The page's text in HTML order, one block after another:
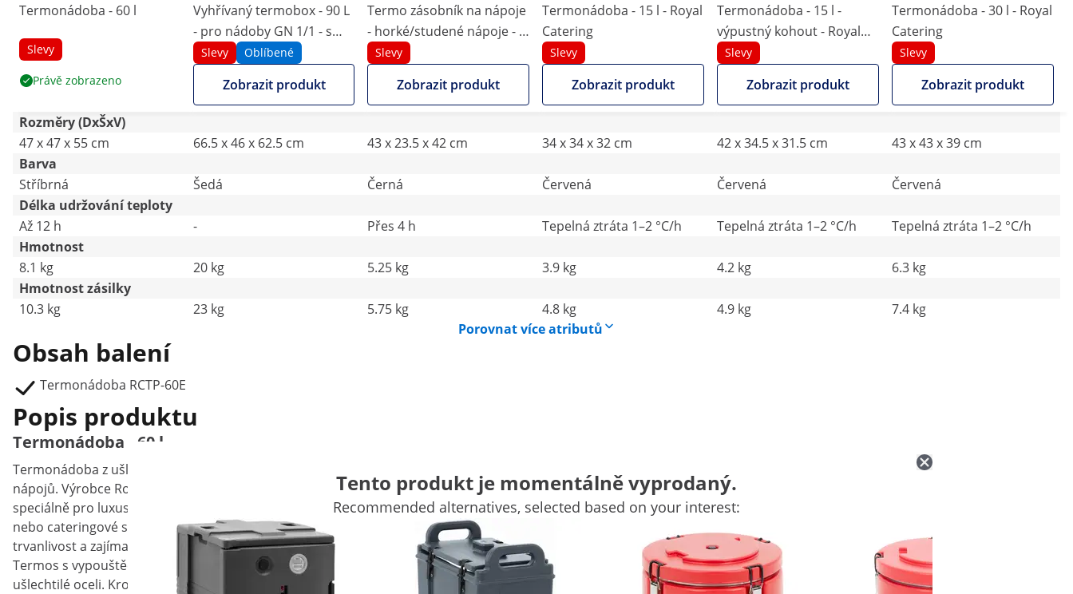
Termonádoba - 60 l
Slevy
Právě zobrazeno
Vyhřívaný termobox - 90 L
- pro nádoby GN 1/1 - s
předním plněním - s
ukazatelem teploty
Slevy Oblíbené
Zobrazit produkt
Termo zásobník na nápoje
- horké/studené nápoje - s
výpustným kohoutem - 7 l
Slevy
Zobrazit produkt
Termonádoba - 15 l - Royal
Catering
Slevy
Zobrazit produkt
Termonádoba - 15 l -
výpustný kohout - Royal
Catering
Slevy
Zobrazit produkt
Termonádoba - 30 l - Royal
Catering
Slevy
Zobrazit produkt
Rozměry (DxŠxV)
47 x 47 x 55 cm
66.5 x 46 x 62.5 cm 43 x 23.5 x 42 cm 34 x 34 x 32 cm 42 x 34.5 x 31.5 cm
43 x 43 x 39 cm
Barva
Stříbrná
Šedá Černá Červená Červená
Červená
Délka udržování teploty
Až 12 h
- Přes 4 h Tepelná ztráta 1–2 °C/h Tepelná ztráta 1–2 °C/h
Tepelná ztráta 1–2 °C/h
Hmotnost
8.1 kg
20 kg 5.25 kg 3.9 kg 4.2 kg
6.3 kg
Hmotnost zásilky
10.3 kg
23 kg 5.75 kg 4.8 kg 4.9 kg
7.4 kg
Porovnat více atributů
Obsah balení
Termonádoba RCTP-60E
Tento produkt je momentálně vyprodaný.
Recommended alternatives, selected based on your interest:
Popis produktu
Termonádoba - 60 l
Termonádoba z ušlechtilé oceli je určena pro bezpečnou a nekomplikovanou přepravu teplých či studených jídel a
nápojů. Výrobce Royal Catering – Váš specialista na gastronomické vybavení – navrhl tuto nerezovou termonádobu
speciálně pro luxusní gastronomické provozy, jako jsou restaurace a hotely, ale i velkokapacitní kuchyně, jídelny
nebo cateringové služby. Pokud jsou pro Vás při výběru vybavení kuchyně důležité vlastnosti jako funkčnost,
trvanlivost a zajímavý design, bude Vám tento 12litrový, dvojitě izolovaný jídlonosič nepostradatelným pomocníkem.
Termos s vypouštěcím kohoutem má objem 60 l. Dvojstěnná termo nádoba včetně dna je vyrobena ze žáruvzdorné
ušlechtilé oceli. Kromě toho se mezi oběma stěnami nachází izolační vrstva. Dvojitá izolace udržuje teplotu potravin